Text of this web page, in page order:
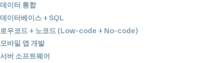
데이터 통합
데이터베이스 + SQL
로우코드 + 노코드 (Low-code + No-code)
모바일 앱 개발
서버 소프트웨어